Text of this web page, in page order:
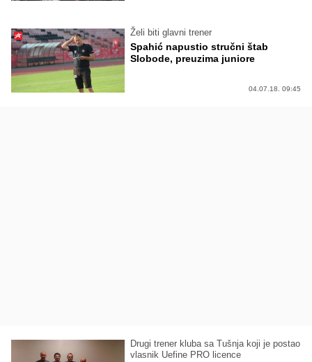
Želi biti glavni trener
Spahić napustio stručni štab
Slobode, preuzima juniore
04.07.18. 09:45
Drugi trener kluba sa Tušnja koji je postao
vlasnik Uefine PRO licence